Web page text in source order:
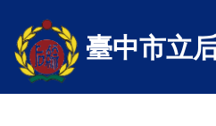
到
主
臺中市立